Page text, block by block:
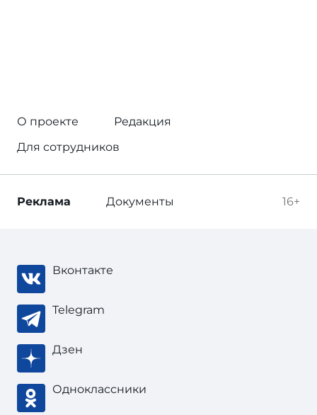
О проекте
Редакция
Для сотрудников
16+
Реклама Документы
Вконтакте
Telegram
Дзен
Одноклассники